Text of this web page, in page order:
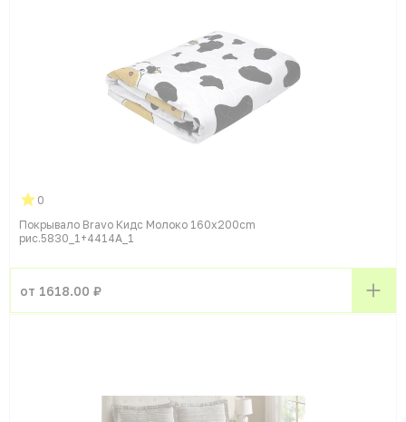
0
Покрывало Bravo Кидс Молоко 160x200cm
рис.5830_1+4414A_1
от 1618.00 ₽